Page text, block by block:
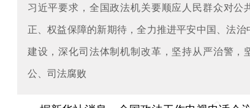
习近平要求，全国政法机关要顺应人民群众对公
正、权益保障的新期待，全力推进平安中国、法治
建设，深化司法体制机制改革，坚持从严治警，
公、司法腐败